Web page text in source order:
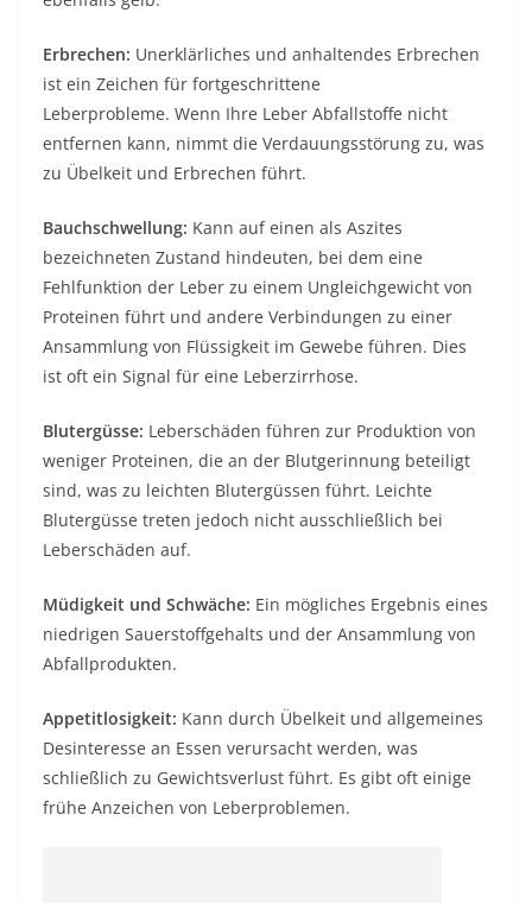
Erbrechen: Unerklärliches und anhaltendes Erbrechen
ist ein Zeichen für fortgeschrittene
Leberprobleme. Wenn Ihre Leber Abfallstoffe nicht
entfernen kann, nimmt die Verdauungsstörung zu, was
zu Übelkeit und Erbrechen führt.
Bauchschwellung: Kann auf einen als Aszites
bezeichneten Zustand hindeuten, bei dem eine
Fehlfunktion der Leber zu einem Ungleichgewicht von
Proteinen führt und andere Verbindungen zu einer
Ansammlung von Flüssigkeit im Gewebe führen. Dies
ist oft ein Signal für eine Leberzirrhose.
Blutergüsse: Leberschäden führen zur Produktion von
weniger Proteinen, die an der Blutgerinnung beteiligt
sind, was zu leichten Blutergüssen führt. Leichte
Blutergüsse treten jedoch nicht ausschließlich bei
Leberschäden auf.
Müdigkeit und Schwäche: Ein mögliches Ergebnis eines
niedrigen Sauerstoffgehalts und der Ansammlung von
Abfallprodukten.
Appetitlosigkeit: Kann durch Übelkeit und allgemeines
Desinteresse an Essen verursacht werden, was
schließlich zu Gewichtsverlust führt. Es gibt oft einige
frühe Anzeichen von Leberproblemen.